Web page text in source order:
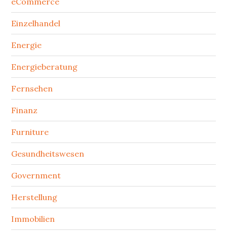
Einzelhandel
Energie
Energieberatung
Fernsehen
Finanz
Furniture
Gesundheitswesen
Government
Herstellung
Immobilien